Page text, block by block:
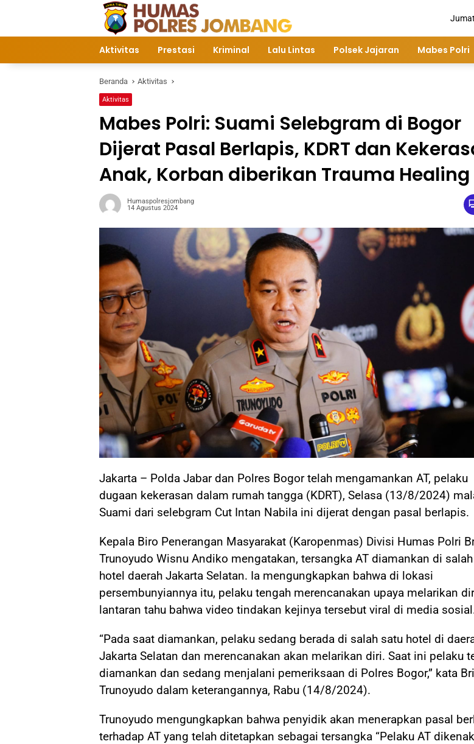
Aktivitas Prestasi Kriminal Lalu Lintas Polsek Jajaran Mabes Polri
Beranda Aktivitas
Aktivitas
Mabes Polri: Suami Selebgram di Bogor
Dijerat Pasal Berlapis, KDRT dan
Anak, Korban diberikan Trauma Healing
Humaspolresjombang
14 Agustus 2024
Jakarta – Polda Jabar dan Polres Bogor telah mengamankan AT, pelaku
dugaan kekerasan dalam rumah tangga (KDRT), Selasa (13/8/2024)
Suami dari selebgram Cut Intan Nabila ini dijerat dengan pasal berlapis.
Kepala Biro Penerangan Masyarakat (Karopenmas) Divisi Humas Polri
Trunoyudo Wisnu Andiko mengatakan, tersangka AT diamankan di
hotel daerah Jakarta Selatan. Ia mengungkapkan bahwa di lokasi
persembunyiannya itu, pelaku tengah merencanakan upaya melarikan
lantaran tahu bahwa video tindakan kejinya tersebut viral di media
“Pada saat diamankan, pelaku sedang berada di salah satu hotel di
Jakarta Selatan dan merencanakan akan melarikan diri. Saat ini pelaku
diamankan dan sedang menjalani pemeriksaan di Polres Bogor,” kata
Trunoyudo dalam keterangannya, Rabu (14/8/2024).
Trunoyudo mengungkapkan bahwa penyidik akan menerapkan pasal
terhadap AT yang telah ditetapkan sebagai tersangka “Pelaku AT